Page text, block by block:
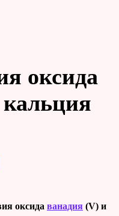
оксида
оксида ванадия (V) и